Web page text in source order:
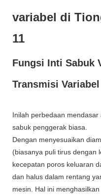
Fungsi Inti Sabuk
Transmisi
Inilah perbedaan
sabuk penggerak biasa.
Dengan menyesuaikan
(biasanya puli tirus dengan
kecepatan poros keluaran
dan halus dalam rentang
mesin. Hal ini